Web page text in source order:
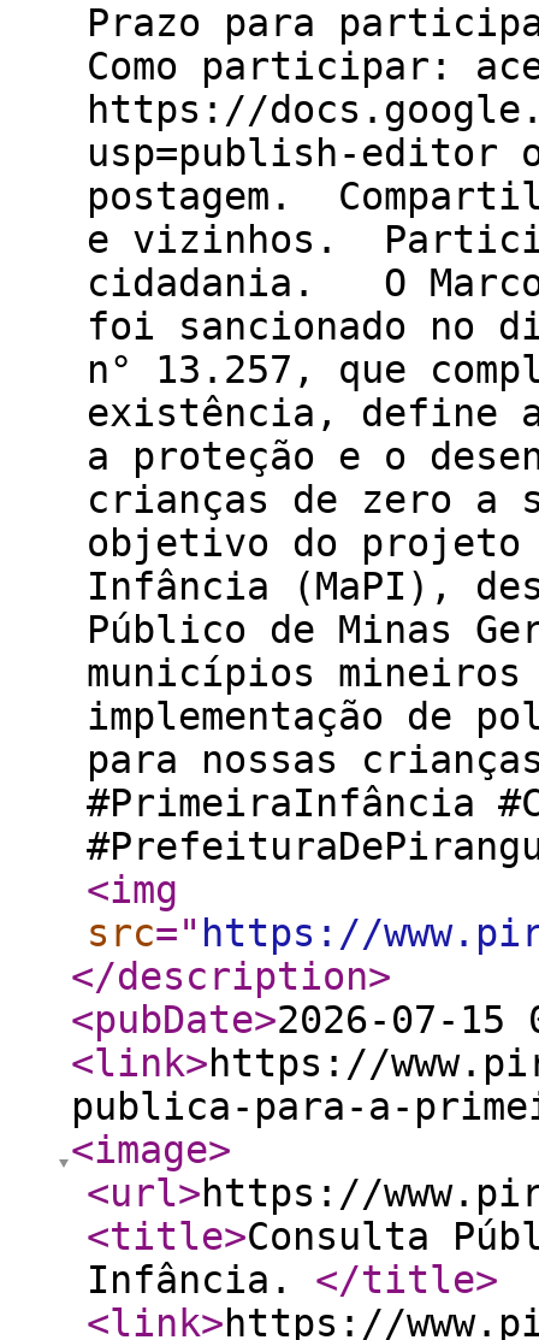
Prazo para
Como participar:
https://
usp=publish-editor
postagem.
e vizinhos.
cidadania. O
foi sancionado no
n° 13.257, que
existência, define
a proteção e o
crianças de zero a
objetivo do projeto
Infância (MaPI),
Público de Minas
municípios mineiros
implementação de
para nossas
#PrimeiraInfância
<img
src=" https://
</description>
<pubDate>2026-07-15
<link>https://
publica-para-a-
<image>
<url>https://
<title>Consulta
Infância. </title>
<link>https://